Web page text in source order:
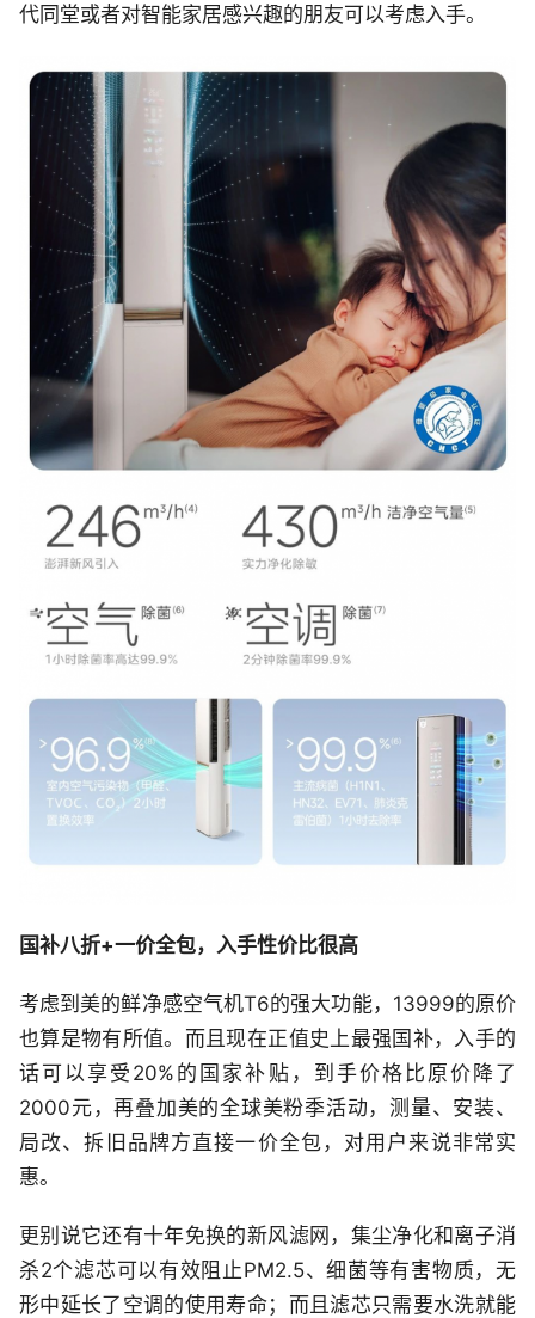
代同堂或者对智能家居感兴趣的朋友可以考虑入手。
国补八折+一价全包，入手性价比很高
考虑到美的鲜净感空气机T6的强大功能，13999的原价
也算是物有所值。而且现在正值史上最强国补，入手的
话可以享受20%的国家补贴，到手价格比原价降了
2000元，再叠加美的全球美粉季活动，测量、安装、
局改、拆旧品牌方直接一价全包，对用户来说非常实
惠。
更别说它还有十年免换的新风滤网，集尘净化和离子消
杀2个滤芯可以有效阻止PM2.5、细菌等有害物质，无
形中延长了空调的使用寿命；而且滤芯只需要水洗就能